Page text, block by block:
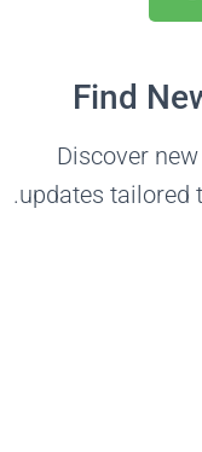
Find
Discover
updates tailored